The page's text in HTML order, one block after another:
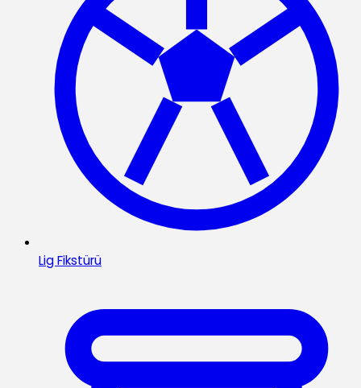
Lig Fikstürü